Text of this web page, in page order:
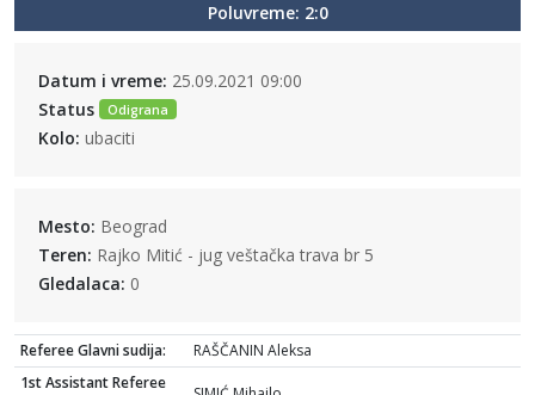
Poluvreme: 2:0
Datum i vreme: 25.09.2021 09:00
Status
Odigrana
Kolo: ubaciti
Mesto: Beograd
Teren: Rajko Mitić - jug veštačka trava br 5
Gledalaca: 0
Referee Glavni sudija:
RAŠČANIN Aleksa
1st Assistant Referee